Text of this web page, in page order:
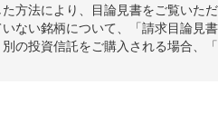
方法により、目論見書をご覧いた
ない銘柄について、「請求目論見
の投資信託をご購入される場合、